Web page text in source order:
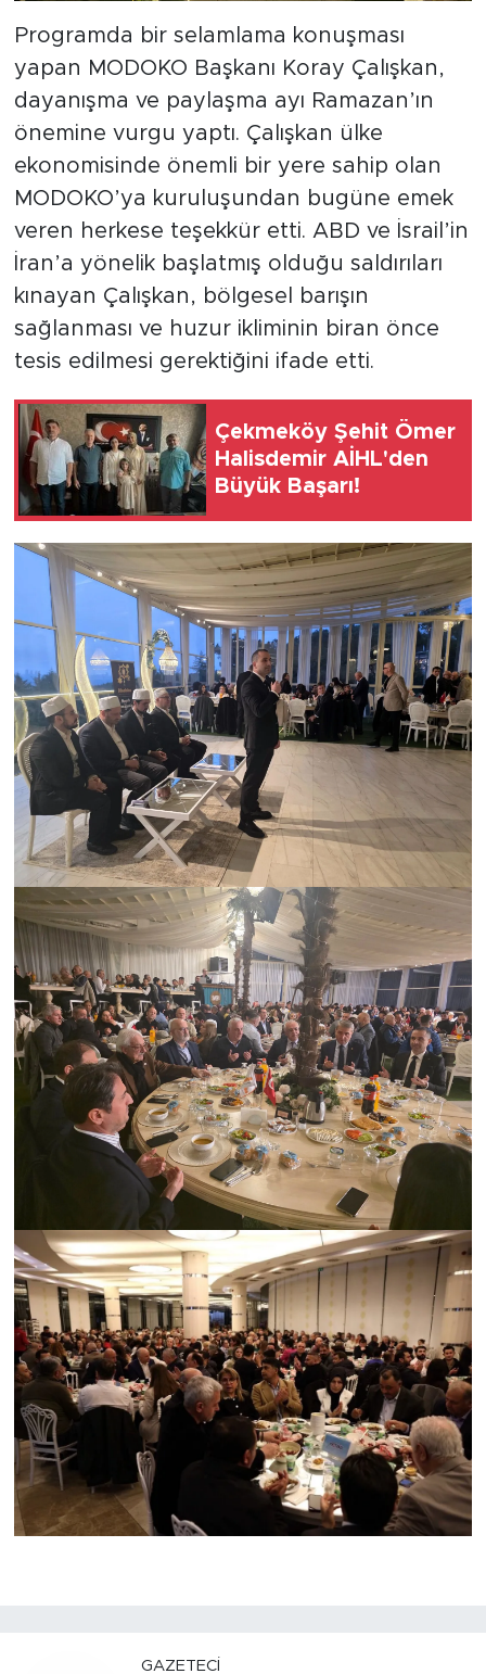
Programda bir selamlama konuşması
yapan MODOKO Başkanı Koray Çalışkan,
dayanışma ve paylaşma ayı Ramazan’ın
önemine vurgu yaptı. Çalışkan ülke
ekonomisinde önemli bir yere sahip olan
MODOKO’ya kuruluşundan bugüne emek
veren herkese teşekkür etti. ABD ve İsrail’in
İran’a yönelik başlatmış olduğu saldırıları
kınayan Çalışkan, bölgesel barışın
sağlanması ve huzur ikliminin biran önce
tesis edilmesi gerektiğini ifade etti.
Çekmeköy Şehit Ömer
Halisdemir AİHL'den
Büyük Başarı!
GAZETECI